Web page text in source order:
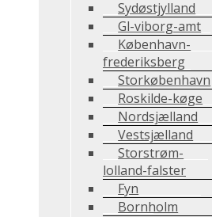
Sydøstjylland
Gl-viborg-amt
København-
frederiksberg
Storkøbenhavn
Roskilde-køge
Nordsjælland
Vestsjælland
Storstrøm-
lolland-falster
Fyn
Bornholm